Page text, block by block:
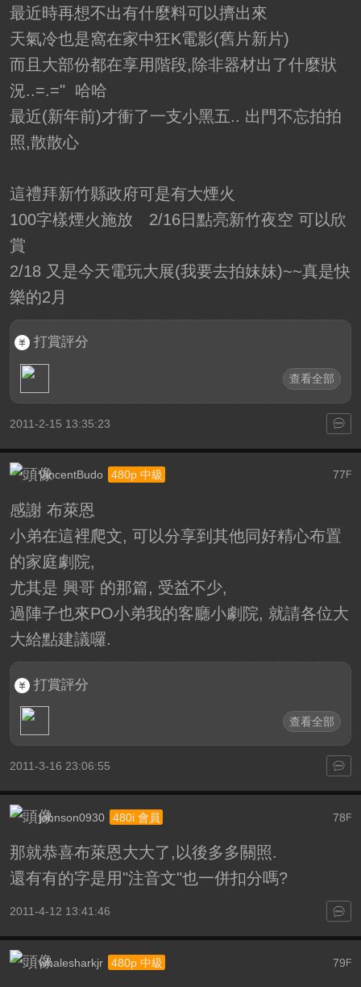
最近時再想不出有什麼料可以擠出來
天氣冷也是窩在家中狂K電影(舊片新片)
而且大部份都在享用階段,除非器材出了什麼狀
況..=.=" 哈哈
最近(新年前)才衝了一支小黑五.. 出門不忘拍拍
照,散散心
這禮拜新竹縣政府可是有大煙火
100字樣煙火施放 2/16日點亮新竹夜空 可以欣
賞
2/18 又是今天電玩大展(我要去拍妹妹)~~真是快
樂的2月
打賞評分
查看全部
2011-2-15 13:35:23
77 F
VincentBudo 480p 中級
感謝 布萊恩
小弟在這裡爬文, 可以分享到其他同好精心布置
的家庭劇院,
尤其是 興哥 的那篇, 受益不少,
過陣子也來PO小弟我的客廳小劇院, 就請各位大
大給點建議囉.
打賞評分
查看全部
2011-3-16 23:06:55
78F
johnson0930 480i 會員
那就恭喜布萊恩大大了,以後多多關照.
還有有的字是用"注音文"也一併扣分嗎?
2011-4-12 13:41:46
79F
whalesharkjr 480p 中級